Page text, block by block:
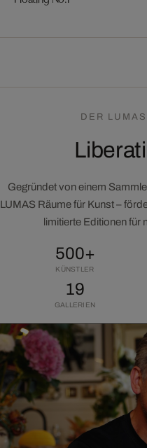
DER
Gegründet von einem
LUMAS Räume für Kunst –
limitierte Editionen für
500+
KÜNSTLER
19
GALLERIEN